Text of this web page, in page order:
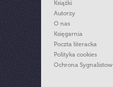
Książki
Autorzy
O nas
Księgarnia
Poczta literacka
Polityka cookies
Ochrona Sygnalistow